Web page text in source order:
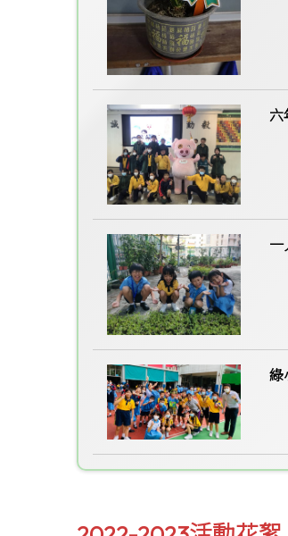
六
一
綠